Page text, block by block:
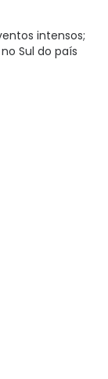
intensos;
Sul do país